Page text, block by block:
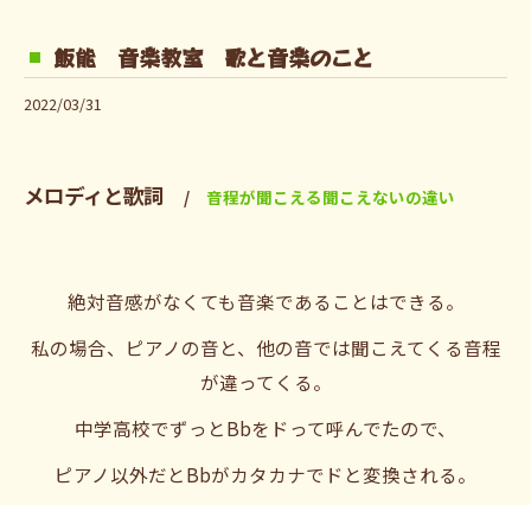
飯能 音楽教室 歌と音楽のこと
2022/03/31
メロディと歌詞 音程が聞こえる聞こえないの違い
絶対音感がなくても音楽であることはできる。
私の場合、ピアノの音と、他の音では聞こえてくる音程
が違ってくる。
中学高校でずっとBbをドって呼んでたので、
ピアノ以外だとBbがカタカナでドと変換される。